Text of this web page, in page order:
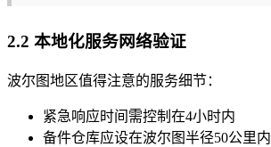
2.2 本地化服务网络验证
波尔图地区值得注意的服务细节：
紧急响应时间需控制在4小时内
备件仓库应设在波尔图半径50公里内